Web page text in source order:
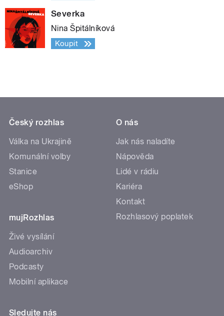
Severka
Nina Špitálníková
Koupit
Český rozhlas
Válka na Ukrajině
Komunální volby
Stanice
eShop
mujRozhlas
Živé vysílání
Audioarchiv
Podcasty
Mobilní aplikace
O nás
Jak nás naladíte
Nápověda
Lidé v rádiu
Kariéra
Kontakt
Rozhlasový poplatek
Sledujte nás